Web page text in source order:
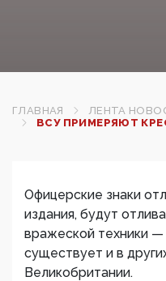
ГЛАВНАЯ
ЛЕНТА
ВСУ ПРИМЕРЯЮТ
Офицерские знаки
издания, будут
вражеской техники —
существует и в
Великобритании.